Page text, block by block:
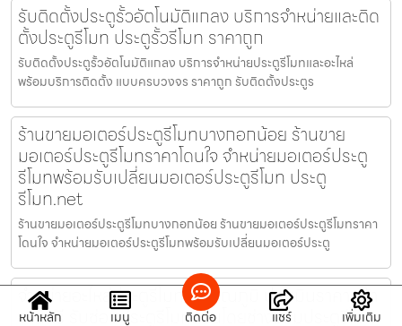
รับติดตั้งประตูรั้วอัตโนมัติแกลง บริการจำหน่ายและติด
ตั้งประตูรีโมท ประตูรั้วรีโมท ราคาถูก
รับติดตั้งประตูรั้วอัตโนมัติแกลง บริการจำหน่ายประตูรีโมทและอะไหล่
พร้อมบริการติดตั้ง แบบครบวงจร ราคาถูก รับติดตั้งประตูร
ร้านขายมอเตอร์ประตูรีโมทบางกอกน้อย ร้านขาย
มอเตอร์ประตูรีโมทราคาโดนใจ จำหน่ายมอเตอร์ประตู
รีโมทพร้อมรับเปลี่ยนมอเตอร์ประตูรีโมท ประตู
รีโมท.net
ร้านขายมอเตอร์ประตูรีโมทบางกอกน้อย ร้านขายมอเตอร์ประตูรีโมทราคา
โดนใจ จำหน่ายมอเตอร์ประตูรีโมทพร้อมรับเปลี่ยนมอเตอร์ประตู
จำหน่ายอะไหล่ประตูรีโมทสุวรรณภูมิ ประเมินราคาหน้า
งานฟรี รับซ่อมประตูรีโมทด่วนโดยช่างซ่อมประตูรีโมท
หน้าหลัก เมนู ติดต่อ แชร์ เพิ่มเติม